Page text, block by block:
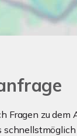
Fragen zu